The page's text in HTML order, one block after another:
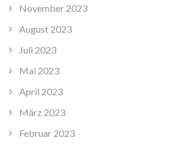
November 2023
August 2023
Juli 2023
Mai 2023
April 2023
März 2023
Februar 2023